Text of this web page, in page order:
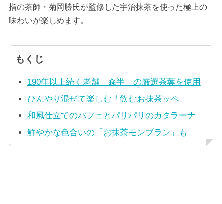
指の茶師・菊岡勝氏が監修した宇治抹茶を使った極上の
味わいが楽しめます。
もくじ
190年以上続く老舗「森半」の厳選茶葉を使用
ひんやり混ぜて楽しむ「飲むお抹茶ッペ」
和風仕立てのパフェとパリパリのカタラーナ
鮮やかな色合いの「お抹茶モンブラン」も